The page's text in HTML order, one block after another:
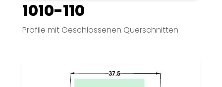
1010-110
Profile mit Geschlossenen Querschnitten